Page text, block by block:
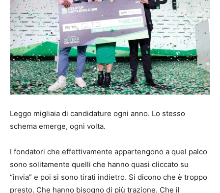
Leggo migliaia di candidature ogni anno. Lo stesso
schema emerge, ogni volta.
I fondatori che effettivamente appartengono a quel palco
sono solitamente quelli che hanno quasi cliccato su
“invia” e poi si sono tirati indietro. Si dicono che è troppo
presto. Che hanno bisogno di più trazione. Che il